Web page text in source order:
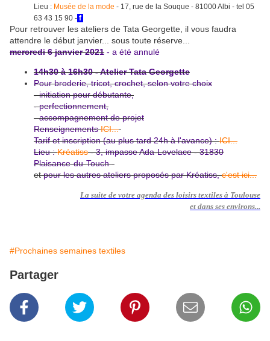
Lieu : Musée de la mode - 17, rue de la Souque - 81000 Albi - tel 05
63 43 15 90 - f
Pour retrouver les ateliers de Tata Georgette, il vous faudra
attendre le début janvier... sous toute réserve...
mercredi 6 janvier 2021 - a été annulé
14h30 à 16h30- Atelier Tata Georgette
Pour broderie, tricot, crochet, selon votre choix
- initiation pour débutante,
- perfectionnement,
- accompagnement de projet
RenseignementsICI...
Tarif et inscription (au plus tard 24h à l'avance):ICI...
Lieu :Kréatiss- 3, impasse Ada-Lovelace - 31830
Plaisance-du-Touch -
etpour les autres ateliers proposés par Kréatiss,c'est ici...
La suite de votre agenda des loisirs textiles à Toulouse
et dans ses environs...
#Prochaines semaines textiles
Partager